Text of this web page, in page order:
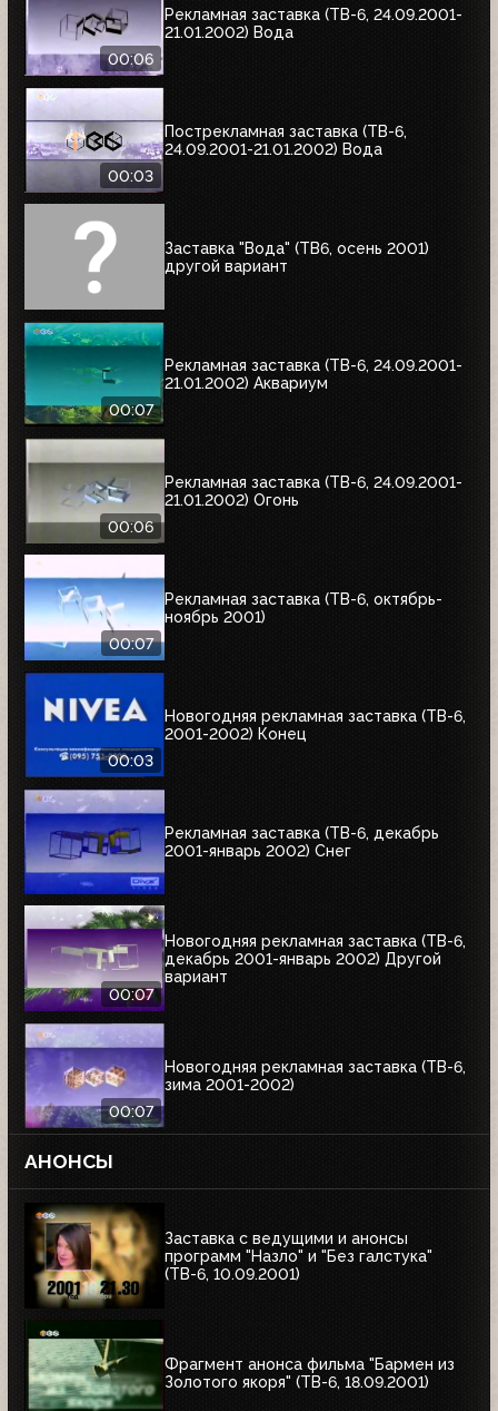
00:06
Рекламная заставка (ТВ-6, 24.09.2001-
21.01.2002) Вода
00:03
Пострекламная заставка (ТВ-6,
24.09.2001-21.01.2002) Вода
Заставка "Вода" (ТВ6, осень 2001)
другой вариант
00:07
Рекламная заставка (ТВ-6, 24.09.2001-
21.01.2002) Аквариум
00:06
Рекламная заставка (ТВ-6, 24.09.2001-
21.01.2002) Огонь
00:07
Рекламная заставка (ТВ-6, октябрь-
ноябрь 2001)
00:03
Новогодняя рекламная заставка (ТВ-6,
2001-2002) Конец
Рекламная заставка (ТВ-6, декабрь
2001-январь 2002) Снег
00:07
Новогодняя рекламная заставка (ТВ-6,
декабрь 2001-январь 2002) Другой
вариант
00:07
Новогодняя рекламная заставка (ТВ-6,
зима 2001-2002)
АНОНСЫ
Заставка с ведущими и анонсы
программ "Назло" и "Без галстука"
(ТВ-6, 10.09.2001)
Фрагмент анонса фильма "Бармен из
Золотого якоря" (ТВ-6, 18.09.2001)